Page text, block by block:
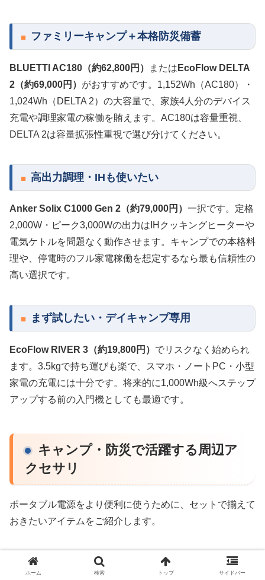
ファミリーキャンプ＋本格防災備蓄
BLUETTI AC180（約62,800円） または EcoFlow DELTA
2（約69,000円） がおすすめです。1,152Wh（AC180）・
1,024Wh（DELTA 2）の大容量で、家族4人分のデバイス
充電や調理家電の稼働を賄えます。AC180は容量重視、
DELTA 2は容量拡張性重視で選び分けてください。
高出力調理・IHも使いたい
Anker Solix C1000 Gen 2（約79,000円） 一択です。定格
2,000W・ピーク3,000Wの出力はIHクッキングヒーターや
電気ケトルを問題なく動作させます。キャンプでの本格料
理や、停電時のフル家電稼働を想定するなら最も信頼性の
高い選択です。
まず試したい・デイキャンプ専用
EcoFlow RIVER 3（約19,800円） でリスクなく始められ
ます。3.5kgで持ち運びも楽で、スマホ・ノートPC・小型
家電の充電には十分です。将来的に1,000Wh級へステップ
アップする前の入門機としても最適です。
キャンプ・防災で活躍する周辺ア
クセサリ
ポータブル電源をより便利に使うために、セットで揃えて
おきたいアイテムをご紹介します。
ソーラーパネル
ホーム 検索 トップ サイドバー